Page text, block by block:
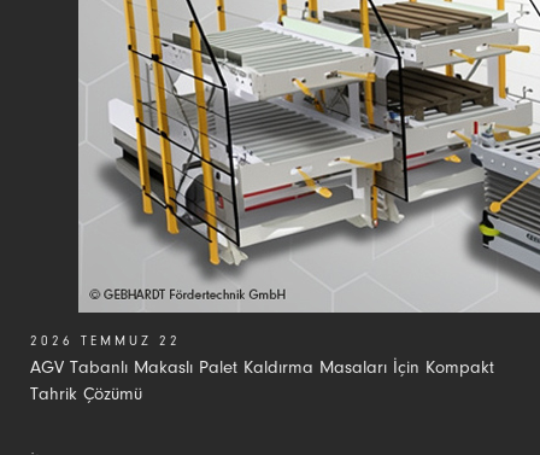
AGV Tabanlı Makaslı Palet Kaldırma Masaları İçin Kompakt
Tahrik Çözümü
2026 TEMMUZ 22